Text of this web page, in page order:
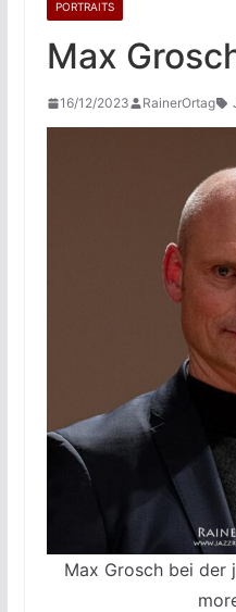
PORTRAITS
Max
16/12/2023 RainerOrtag
Max Grosch bei der